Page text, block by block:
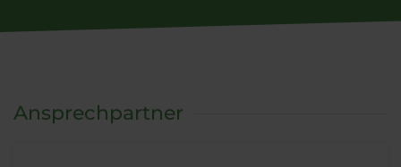
Ansprechpartner